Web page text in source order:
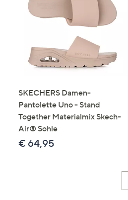
SKECHERS Damen-
Pantolette Uno - Stand
Together Materialmix Skech-
Air® Sohle
€ 64,95